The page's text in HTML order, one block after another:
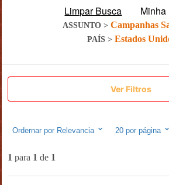
Limpar Busca Minha
ASSUNTO > Campanhas
PAÍS > Estados
Ver Filtros
Ordernar por Relevancia 20por página
1 para 1 de 1